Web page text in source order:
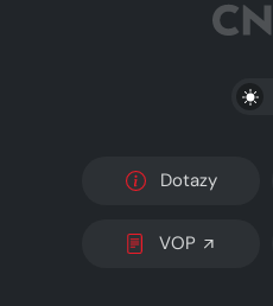
Dotazy
VOP